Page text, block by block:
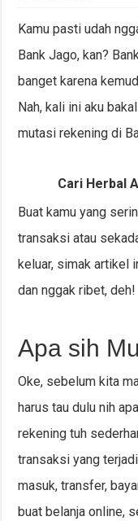
Kamu pasti udah
Bank Jago, kan?
banget karena
Nah, kali ini aku
mutasi rekening di
Cari Herbal
Buat kamu yang
transaksi atau
keluar, simak artikel
dan nggak ribet, deh!
Apa sih
Oke, sebelum kita
harus tau dulu nih
rekening tuh
transaksi yang
masuk, transfer,
buat belanja online,